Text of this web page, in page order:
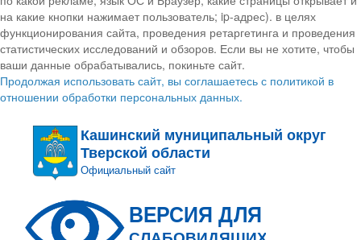
на какие кнопки нажимает пользователь; ip-адрес). в целях
функционирования сайта, проведения ретаргетинга и проведения
статистических исследований и обзоров. Если вы не хотите, чтобы
ваши данные обрабатывались, покиньте сайт.
Продолжая использовать сайт, вы соглашаетесь с политикой в
отношении обработки персональных данных.